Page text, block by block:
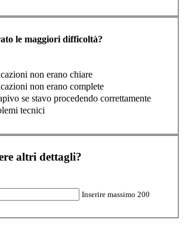
le maggiori difficoltà?
non erano chiare
non erano complete
se stavo procedendo correttamente
tecnici
altri dettagli?
Inserire massimo 200